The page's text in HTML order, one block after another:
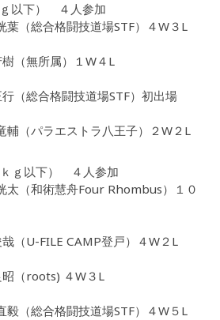
以下） ４人参加
合格闘技道場STF）４W３L
所属）１W４L
合格闘技道場STF）初出場
ラエストラ八王子）２W２L
ｇ以下） ４人参加
術慧舟Four Rhombus）１０
FILE CAMP登戸）４W２L
roots) ４W３L
合格闘技道場STF）４W５L